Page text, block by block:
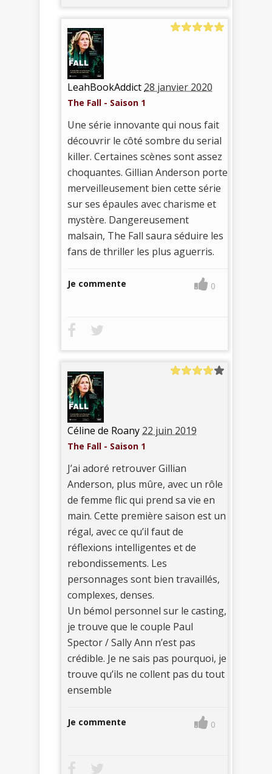
LeahBookAddict 28 janvier 2020
The Fall - Saison 1
Une série innovante qui nous fait
découvrir le côté sombre du serial
killer. Certaines scènes sont assez
choquantes. Gillian Anderson porte
merveilleusement bien cette série
sur ses épaules avec charisme et
mystère. Dangereusement
malsain, The Fall saura séduire les
fans de thriller les plus aguerris.
Je commente 0
Céline de Roany 22 juin 2019
The Fall - Saison 1
J’ai adoré retrouver Gillian
Anderson, plus mûre, avec un rôle
de femme flic qui prend sa vie en
main. Cette première saison est un
régal, avec ce qu’il faut de
réflexions intelligentes et de
rebondissements. Les
personnages sont bien travaillés,
complexes, denses.
Un bémol personnel sur le casting,
je trouve que le couple Paul
Spector / Sally Ann n’est pas
crédible. Je ne sais pas pourquoi, je
trouve qu’ils ne collent pas du tout
ensemble
Je commente 0